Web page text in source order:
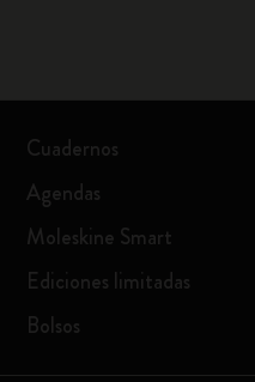
Cuadernos
Agendas
Moleskine Smart
Ediciones limitadas
Bolsos